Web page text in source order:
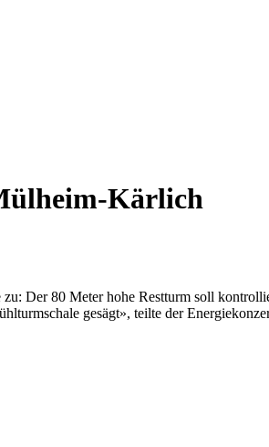
Kärlich
Der 80 Meter hohe Restturm soll
gesägt», teilte der